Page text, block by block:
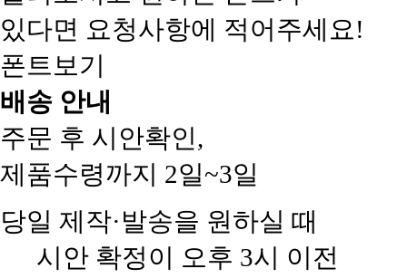
있다면 요청사항에 적어주세요!
폰트보기
배송 안내
주문 후 시안확인,
제품수령까지 2일~3일
당일 제작·발송을 원하실 때
시안 확정이 오후 3시 이전